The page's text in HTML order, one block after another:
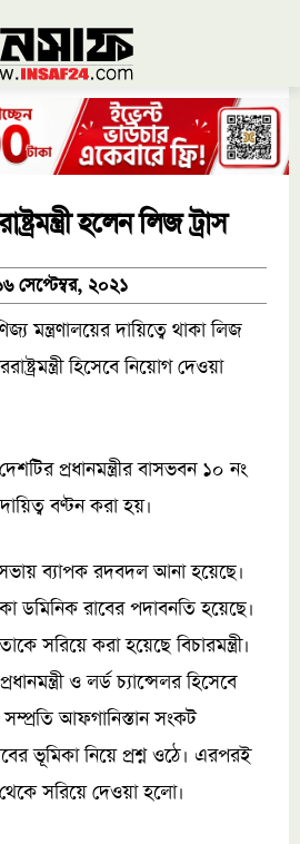
হলেন লিজ ট্রাস
সেপ্টেম্বর, ২০২১
মন্ত্রণালয়ের দায়িত্বে থাকা লিজ
হিসেবে নিয়োগ দেওয়া
প্রধানমন্ত্রীর বাসভবন ১০ নং
বণ্টন করা হয়।
ব্যাপক রদবদল আনা হয়েছে।
ডমিনিক রাবের পদাবনতি হয়েছে।
সরিয়ে করা হয়েছে বিচারমন্ত্রী।
ও লর্ড চ্যান্সেলর হিসেবে
আফগানিস্তান সংকট
ভূমিকা নিয়ে প্রশ্ন ওঠে। এরপরই
থেকে সরিয়ে দেওয়া হলো।